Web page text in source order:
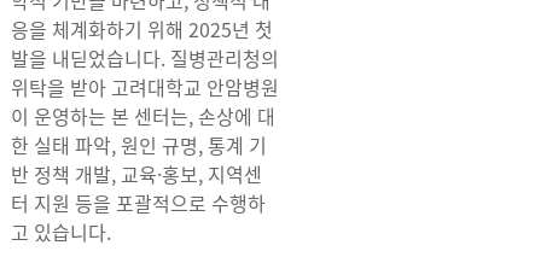
응을 체계화하기 위해 2025년 첫
발을 내딛었습니다. 질병관리청의
위탁을 받아 고려대학교 안암병원
이 운영하는 본 센터는, 손상에 대
한 실태 파악, 원인 규명, 통계 기
반 정책 개발, 교육·홍보, 지역센
터 지원 등을 포괄적으로 수행하
고 있습니다.